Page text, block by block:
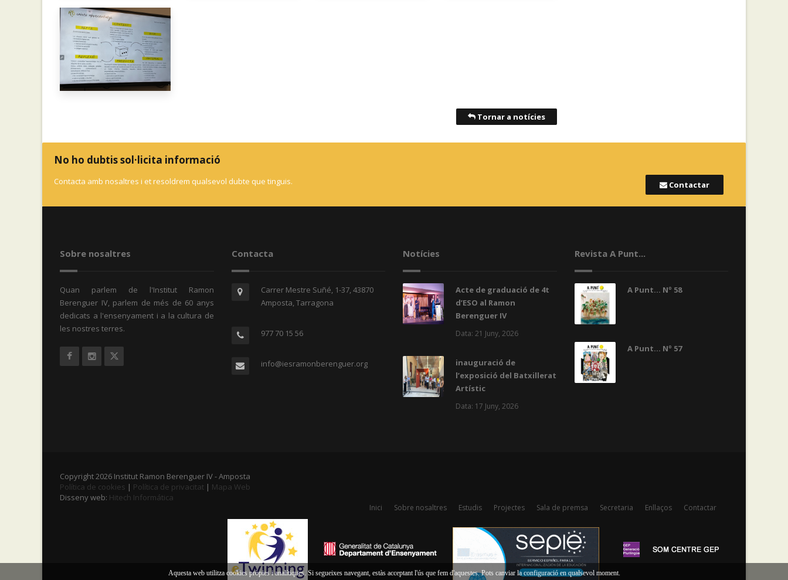
Aquesta web utilitza cookies pròpies i analítiques. Si segueixes navegant, estàs acceptant l'ús que fem d'aquestes. Pots canviar la configuració en qualsevol moment.
Tornar a notícies
No ho dubtis sol·licita informació
Contacta amb nosaltres i et resoldrem qualsevol dubte que tinguis. Contactar
Sobre nosaltres
Quan parlem de l'Institut Ramon
Berenguer IV, parlem de més de 60 anys
dedicats a l'ensenyament i a la cultura de
les nostres terres.
Contacta
Carrer Mestre Suñé, 1-37, 43870
Amposta, Tarragona
977 70 15 56
info@iesramonberenguer.org
Notícies
Acte de graduació de 4t
d’ESO al Ramon
Berenguer IV
Data: 21 Juny, 2026
inauguració de
l’exposició del Batxillerat
Artístic
Data: 17 Juny, 2026
Revista A Punt...
A Punt... Nº 58
A Punt... Nº 57
Copyright 2026 Institut Ramon Berenguer IV - Amposta
Política de cookies | Política de privacitat | Mapa Web
Disseny web: Hitech Informática
Inici Sobre nosaltres Estudis Projectes Sala de premsa Secretaria Enllaços Contactar